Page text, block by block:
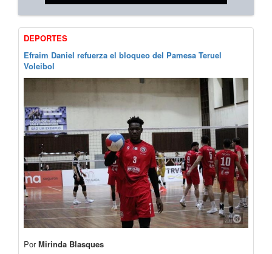
DEPORTES
Efraim Daniel refuerza el bloqueo del Pamesa Teruel
Voleibol
PorMirinda Blasques